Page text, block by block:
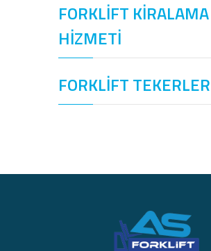
FORKLİFT KİRALAMA
HİZMETİ
FORKLİFT